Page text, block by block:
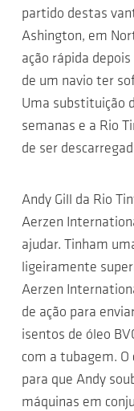
partido destas
Ashington, em
ação rápida
de um navio ter
Uma substituição
semanas e a Rio
de ser
Andy Gill da Rio
Aerzen
ajudar. Tinham
ligeiramente
Aerzen
de ação para
isentos de óleo
com a tubagem. O
para que Andy
máquinas em